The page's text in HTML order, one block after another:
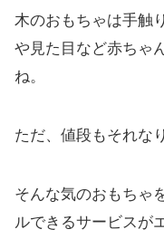
木のおもちゃは手触
や見た目など赤ちゃ
ね。
ただ、値段もそれな
そんな気のおもちゃ
ルできるサービスが